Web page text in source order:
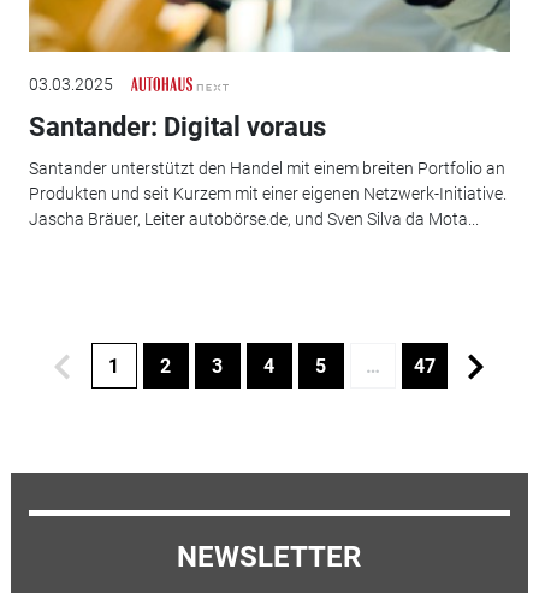
03.03.2025
Santander: Digital voraus
Santander unterstützt den Handel mit einem breiten Portfolio an
Produkten und seit Kurzem mit einer eigenen Netzwerk-Initiative.
Jascha Bräuer, Leiter autobörse.de, und Sven Silva da Mota...
1 2 3 4 5 … 47
NEWSLETTER